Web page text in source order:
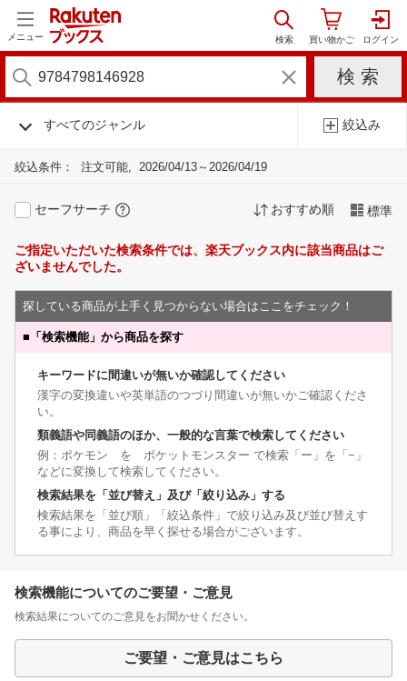
メニュー
すべてのジャンル 絞込み
絞込条件： 注文可能 2026/04/13～2026/04/19
セーフサーチ おすすめ順 標準
ご指定いただいた検索条件では、楽天ブックス内に該当商品はご
ざいませんでした。
探している商品が上手く見つからない場合はここをチェック！
■ 「検索機能」から商品を探す
キーワードに間違いが無いか確認してください
漢字の変換違いや英単語のつづり間違いが無いかご確認くださ
い。
類義語や同義語のほか、一般的な言葉で検索してください
例：ポケモン を ポケットモンスター で検索「ー」を「−」
などに変換して検索してください。
検索結果を「並び替え」及び「絞り込み」する
検索結果を「並び順」「絞込条件」で絞り込み及び並び替えす
る事により、商品を早く探せる場合がございます。
検索機能についてのご要望・ご意見
検索結果についてのご意見をお聞かせください。
ご要望・ご意見はこちら